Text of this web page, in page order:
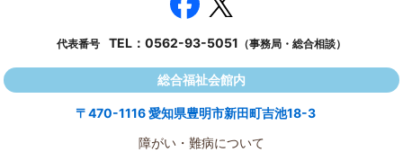
代表番号 TEL： 0562-93-5051 （事務局・総合相談）
総合福祉会館内
〒470-1116 愛知県豊明市新田町吉池18-3
障がい・難病について